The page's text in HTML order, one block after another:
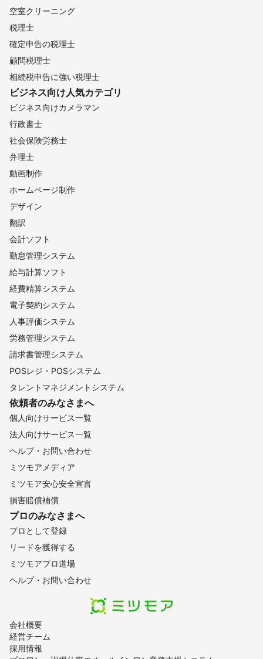
会社概要
経営チーム
採用情報
空室クリーニング
税理士
確定申告の税理士
顧問税理士
相続税申告に強い税理士
ビジネス向け人気カテゴリ
ビジネス向けカメラマン
行政書士
社会保険労務士
弁理士
動画制作
ホームページ制作
デザイン
翻訳
会計ソフト
勤怠管理システム
給与計算ソフト
経費精算システム
電子契約システム
人事評価システム
労務管理システム
請求書管理システム
POSレジ・POSシステム
タレントマネジメントシステム
依頼者のみなさまへ
個人向けサービス一覧
法人向けサービス一覧
ヘルプ・お問い合わせ
ミツモアメディア
ミツモア安心安全宣言
損害賠償補償
プロのみなさまへ
プロとして登録
リードを獲得する
ミツモアプロ道場
ヘルプ・お問い合わせ